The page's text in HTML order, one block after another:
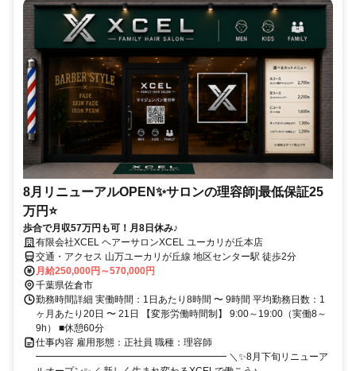
8月リニューアルOPEN✨サロンの理容師|最低保証25
万円⭐
歩合で月収57万円も可！月8日休み♪
有限会社XCEL ヘアーサロンXCEL ユーカリが丘本店
交通・アクセス 山万ユーカリが丘線 地区センター駅 徒歩2分
月給250,000円～570,000円
千葉県佐倉市
勤務時間詳細 実働時間：1日あたり8時間 〜 9時間 平均勤務日数：1
ヶ月あたり20日 〜 21日 【変形労働時間制】 9:00～19:00（実働8～
9h） ■休憩60分
仕事内容 雇用形態：正社員 職種：理容師
━━━━━━━━━━━━━━━━━━━━ ＼✨8月下旬リニューア